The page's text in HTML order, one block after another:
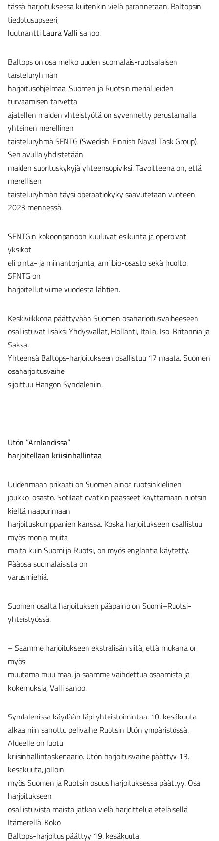
tässä harjoituksessa kuitenkin vielä parannetaan, Baltopsin
tiedotusupseeri,
luutnantti Laura Valli sanoo.
Baltops on osa melko uuden suomalais-ruotsalaisen
taisteluryhmän
harjoitusohjelmaa. Suomen ja Ruotsin merialueiden
turvaamisen tarvetta
ajatellen maiden yhteistyötä on syvennetty perustamalla
yhteinen merellinen
taisteluryhmä SFNTG (Swedish-Finnish Naval Task Group).
Sen avulla yhdistetään
maiden suorituskykyjä yhteensopiviksi. Tavoitteena on, että
merellisen
taisteluryhmän täysi operaatiokyky saavutetaan vuoteen
2023 mennessä.
SFNTG:n kokoonpanoon kuuluvat esikunta ja operoivat
yksiköt
eli pinta- ja miinantorjunta, amfibio-osasto sekä huolto.
SFNTG on
harjoitellut viime vuodesta lähtien.
Keskiviikkona päättyvään Suomen osaharjoitusvaiheeseen
osallistuvat lisäksi Yhdysvallat, Hollanti, Italia, Iso-Britannia ja
Saksa.
Yhteensä Baltops-harjoitukseen osallistuu 17 maata. Suomen
osaharjoitusvaihe
sijoittuu Hangon Syndaleniin.
Utön ”Arnlandissa”
harjoitellaan kriisinhallintaa
Uudenmaan prikaati on Suomen ainoa ruotsinkielinen
joukko-osasto. Sotilaat ovatkin päässeet käyttämään ruotsin
kieltä naapurimaan
harjoituskumppanien kanssa. Koska harjoitukseen osallistuu
myös monia muita
maita kuin Suomi ja Ruotsi, on myös englantia käytetty.
Pääosa suomalaisista on
varusmiehiä.
Suomen osalta harjoituksen pääpaino on Suomi–Ruotsi-
yhteistyössä.
– Saamme harjoitukseen ekstralisän siitä, että mukana on
myös
muutama muu maa, ja saamme vaihdettua osaamista ja
kokemuksia, Valli sanoo.
Syndalenissa käydään läpi yhteistoimintaa. 10. kesäkuuta
alkaa niin sanottu pelivaihe Ruotsin Utön ympäristössä.
Alueelle on luotu
kriisinhallintaskenaario. Utön harjoitusvaihe päättyy 13.
kesäkuuta, jolloin
myös Suomen ja Ruotsin osuus harjoituksessa päättyy. Osa
harjoitukseen
osallistuvista maista jatkaa vielä harjoittelua eteläisellä
Itämerellä. Koko
Baltops-harjoitus päättyy 19. kesäkuuta.